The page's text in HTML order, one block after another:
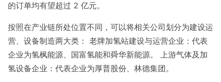
的订单均有望超过 2 亿元。
按照在产业链所处位置不同，可以将相关公司划分为建设运
营、设备制造两大类： 老牌加氢站建设与运营企业：代表
企业为氢枫能源、国富氢能和舜华新能源。 上游气体及加
氢设备企业：代表企业为厚普股份、林德集团。